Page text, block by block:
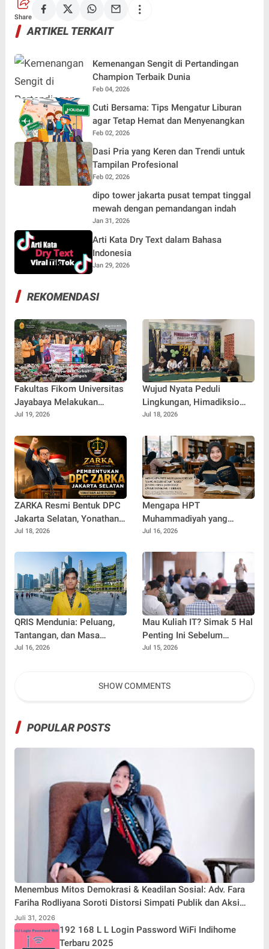
Share
ARTIKEL TERKAIT
Kemenangan Sengit di Pertandingan
Champion Terbaik Dunia
Feb 04, 2026
Cuti Bersama: Tips Mengatur Liburan
agar Tetap Hemat dan Menyenangkan
Feb 02, 2026
Dasi Pria yang Keren dan Trendi untuk
Tampilan Profesional
Feb 02, 2026
dipo tower jakarta pusat tempat tinggal
mewah dengan pemandangan indah
Jan 31, 2026
Arti Kata Dry Text dalam Bahasa
Indonesia
Jan 29, 2026
REKOMENDASI
Fakultas Fikom Universitas
Jayabaya Melakukan
Pengabdian Masyarakat
Jul 19, 2026
Wujud Nyata Peduli
Lingkungan, Himadiksio
Untirta Gelar Dialog
dari Desa"
Jul 18, 2026
ZARKA Resmi Bentuk DPC
Jakarta Selatan, Yonathan
Adhi Putra Dipercaya
Jul 18, 2026
Mengapa HPT
Muhammadiyah yang
Kelihatan "Kaku" Justru
Terbaik
Jul 16, 2026
QRIS Mendunia: Peluang,
Tantangan, dan Masa
Depan Fintech Indonesia di
Jul 16, 2026
Mau Kuliah IT? Simak 5 Hal
Penting Ini Sebelum
Memilih Jurusan
Jul 15, 2026
SHOW COMMENTS
POPULAR POSTS
Menembus Mitos Demokrasi & Keadilan Sosial: Adv. Fara
Fariha Rodliyana Soroti Distorsi Simpati Publik dan Aksi
Main Hakim Sendiri
Juli 31, 2026
192 168 L L Login Password WiFi Indihome
Terbaru 2025